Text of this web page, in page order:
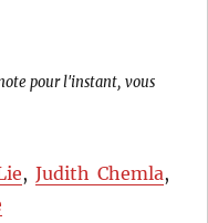
pour l'instant, vous
,Judith Chemla,